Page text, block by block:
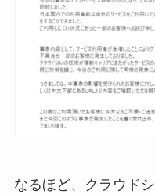
なるほど、クラウド